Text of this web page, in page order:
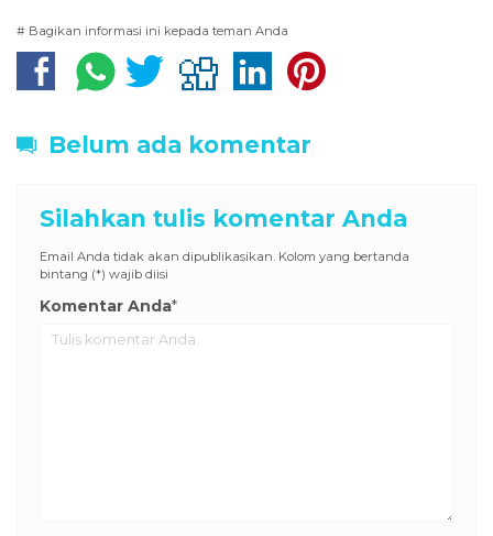
# Bagikan informasi ini kepada teman Anda
Belum ada komentar
Silahkan tulis komentar Anda
Email Anda tidak akan dipublikasikan. Kolom yang bertanda
bintang (*) wajib diisi
Komentar Anda*